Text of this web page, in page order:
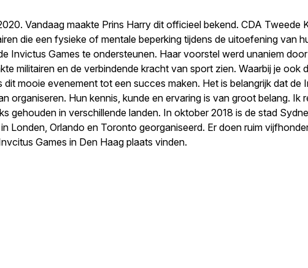
Vandaag maakte Prins Harry dit officieel bekend. CDA
die een fysieke of mentale beperking tijdens de uitoefening van
Invictus Games te ondersteunen. Haar voorstel werd unaniem
militairen en de verbindende kracht van sport zien. Waarbij je ook
dit mooie evenement tot een succes maken. Het is belangrijk dat
organiseren. Hun kennis, kunde en ervaring is van groot belang.
gehouden in verschillende landen. In oktober 2018 is de stad
Londen, Orlando en Toronto georganiseerd. Er doen ruim
Games in Den Haag plaats vinden.